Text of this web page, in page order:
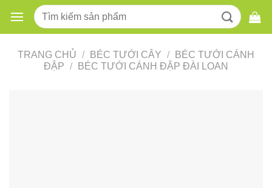
content
Tìm
kiếm:
TRANG CHỦ / BÉC TƯỚI CÂY /
BÉC TƯỚI CÁNH
ĐẬP / BÉC TƯỚI CÁNH ĐẬP ĐÀI LOAN